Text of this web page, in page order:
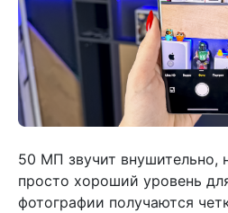
50 МП звучит внушительно,
просто хороший уровень
фотографии получаются